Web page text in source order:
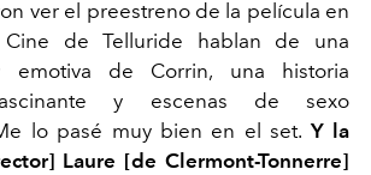
ver el preestreno de la película en
de Telluride hablan de una
emotiva de Corrin, una historia
y escenas de sexo
lo pasé muy bien en el set. Y la
Laure [de Clermont-Tonnerre]